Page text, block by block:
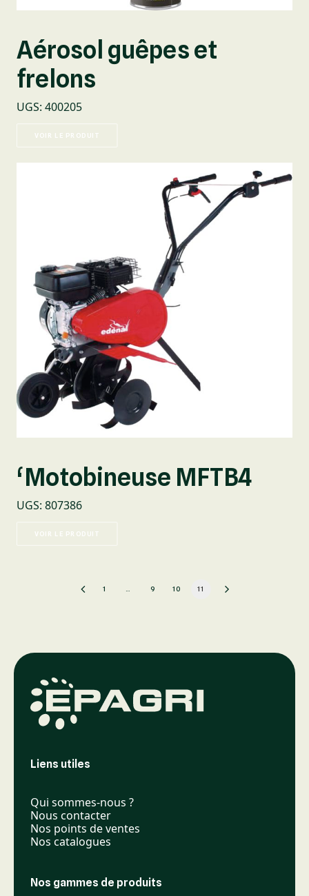
Aérosol guêpes et
frelons
UGS: 400205
VOIR LE PRODUIT
‘Motobineuse MFTB4
UGS: 807386
VOIR LE PRODUIT
1 9 10 11
Liens utiles
Qui sommes-nous ?
Nous contacter
Nos points de ventes
Nos catalogues
Nos gammes de produits